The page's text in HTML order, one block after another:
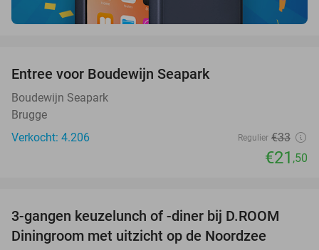
Entree voor Boudewijn Seapark
Boudewijn Seapark
Brugge
Verkocht: 4.206
Regulier €33
€21 ,50
29%
3-gangen keuzelunch of -diner bij D.ROOM
Diningroom met uitzicht op de Noordzee